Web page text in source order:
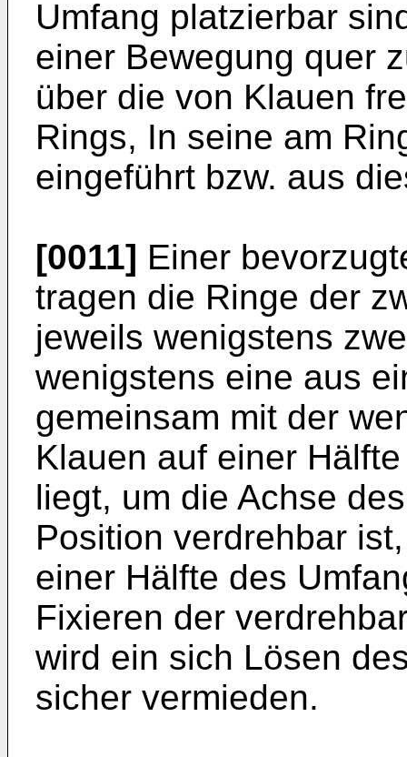
Umfang platzierbar
einer Bewegung quer
über die von Klauen
Rings, In seine am
eingeführt bzw. aus
[0011] Einer
tragen die Ringe der
jeweils wenigstens
wenigstens eine aus
gemeinsam mit der
Klauen auf einer
liegt, um die Achse
Position verdrehbar
einer Hälfte des
Fixieren der
wird ein sich Lösen
sicher vermieden.